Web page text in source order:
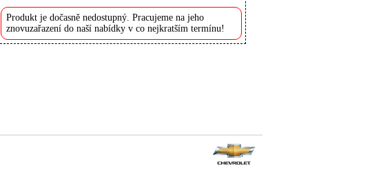
Produkt je dočasně nedostupný. Pracujeme na jeho
znovuzařazení do naší nabídky v co nejkratším termínu!